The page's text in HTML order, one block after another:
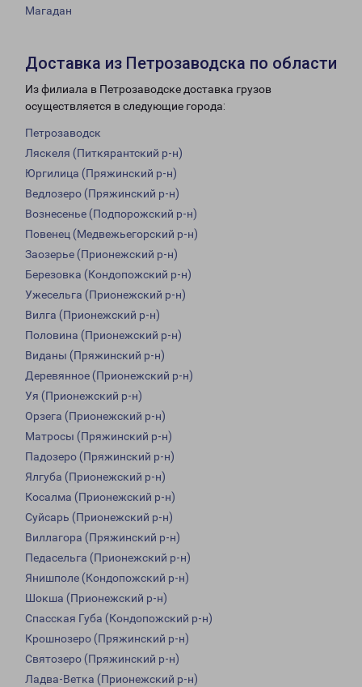
Магадан
Доставка из Петрозаводска по области
Из филиала в Петрозаводске доставка грузов
осуществляется в следующие города:
Петрозаводск
Ляскеля (Питкярантский р-н)
Юргилица (Пряжинский р-н)
Ведлозеро (Пряжинский р-н)
Вознесенье (Подпорожский р-н)
Повенец (Медвежьегорский р-н)
Заозерье (Прионежский р-н)
Березовка (Кондопожский р-н)
Ужесельга (Прионежский р-н)
Вилга (Прионежский р-н)
Половина (Прионежский р-н)
Виданы (Пряжинский р-н)
Деревянное (Прионежский р-н)
Уя (Прионежский р-н)
Орзега (Прионежский р-н)
Матросы (Пряжинский р-н)
Падозеро (Пряжинский р-н)
Ялгуба (Прионежский р-н)
Косалма (Прионежский р-н)
Суйсарь (Прионежский р-н)
Виллагора (Пряжинский р-н)
Педасельга (Прионежский р-н)
Янишполе (Кондопожский р-н)
Шокша (Прионежский р-н)
Спасская Губа (Кондопожский р-н)
Крошнозеро (Пряжинский р-н)
Святозеро (Пряжинский р-н)
Ладва-Ветка (Прионежский р-н)